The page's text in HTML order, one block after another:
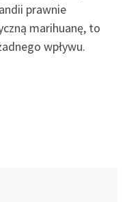
prawnie
marihuanę, to
wpływu.